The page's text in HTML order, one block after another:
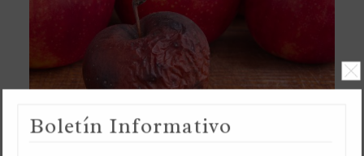
Boletín Informativo